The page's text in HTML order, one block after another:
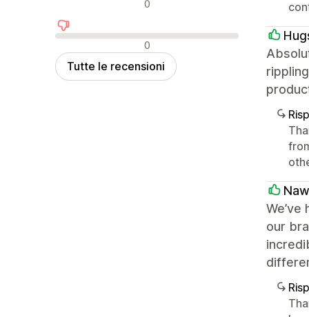
0
Recensioni negative
0
Tutte le recensioni
our